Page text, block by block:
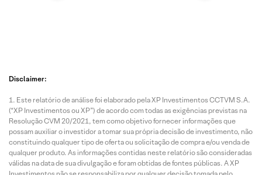
Disclaimer:
Este relatório de análise foi elaborado pela XP Investimentos CCTVM S.A.
(“XP Investimentos ou XP”) de acordo com todas as exigências previstas na
Resolução CVM 20/2021, tem como objetivo fornecer informações que
possam auxiliar o investidor a tomar sua própria decisão de investimento, não
constituindo qualquer tipo de oferta ou solicitação de compra e/ou venda de
qualquer produto. As informações contidas neste relatório são consideradas
válidas na data de sua divulgação e foram obtidas de fontes públicas. A XP